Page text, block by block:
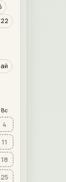
Вс
4
11
18
25